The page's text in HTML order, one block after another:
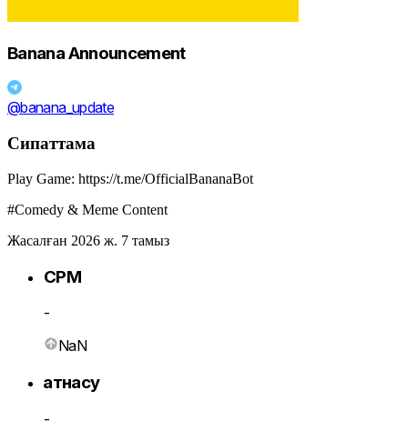
Banana Announcement
@banana_update
Сипаттама
Play Game: https://t.me/OfficialBananaBot
#Comedy & Meme Content
Жасалған 2026 ж. 7 тамыз
CPM
-
NaN
Қатнасу
-